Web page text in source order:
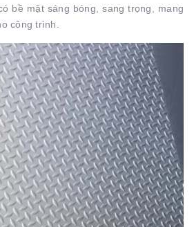
bề mặt sáng bóng, sang trọng, mang
công trình.